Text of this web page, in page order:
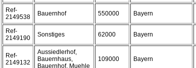
Ref-
2149538
Bauernhof 550000 Bayern
Ref-
2149190
Sonstiges 62000 Bayern
Ref-
2149132
Aussiedlerhof,
Bauernhaus,
Bauernhof, Muehle
109000 Bayern